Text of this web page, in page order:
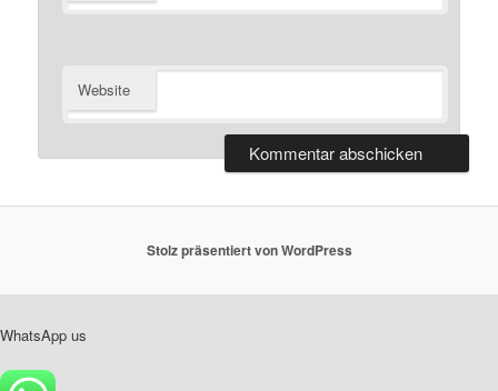
Website
Stolz präsentiert von WordPress
WhatsApp us